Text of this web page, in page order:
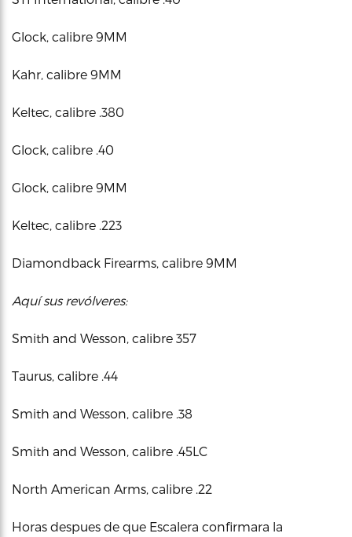
Glock, calibre 9MM
Kahr, calibre 9MM
Keltec, calibre .380
Glock, calibre .40
Glock, calibre 9MM
Keltec, calibre .223
Diamondback Firearms, calibre 9MM
Aquí sus revólveres:
Smith and Wesson, calibre 357
Taurus, calibre .44
Smith and Wesson, calibre .38
Smith and Wesson, calibre .45LC
North American Arms, calibre .22
Horas despues de que Escalera confirmara la